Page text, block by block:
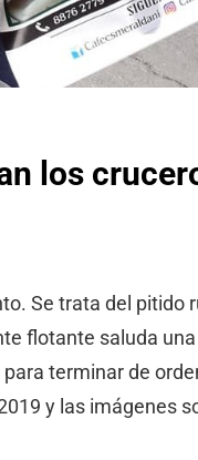
los
Se trata del pitido
flotante saluda una
terminar de
y las imágenes